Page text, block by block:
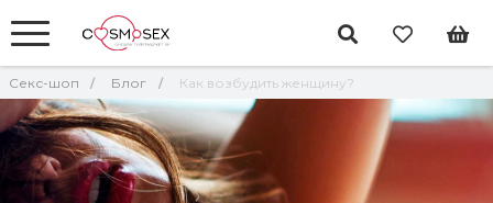
Секс-шоп Блог Как возбудить женщину?